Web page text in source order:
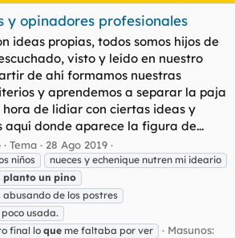
y opinadores profesionales
ideas propias, todos somos hijos de
visto y leído en nuestro
de ahí formamos nuestras
y aprendemos a separar la paja
de lidiar con ciertas ideas y
aquí donde aparece la figura de...
Tema 28 Ago 2019
niños
nueces y echenique nutren mi ideario
planto un pino
de los postres
usada.
final lo que me faltaba por ver
Masunos: